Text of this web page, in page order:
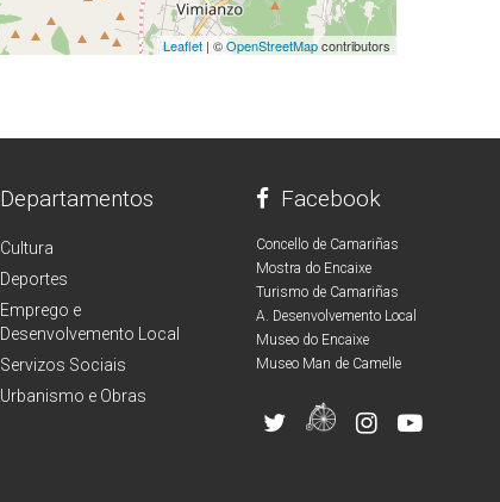
Leaflet | ©OpenStreetMapcontributors
Departamentos
Cultura
Deportes
Emprego e
Desenvolvemento Local
Servizos Sociais
Urbanismo e Obras
Facebook
Concello de Camariñas
Mostra do Encaixe
Turismo de Camariñas
A. Desenvolvemento Local
Museo do Encaixe
Museo Man de Camelle